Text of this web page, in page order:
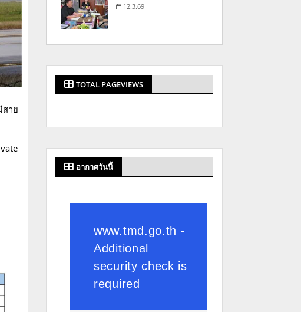
าย
12.3.69
TOTAL PAGEVIEWS
อากาศวันนี้